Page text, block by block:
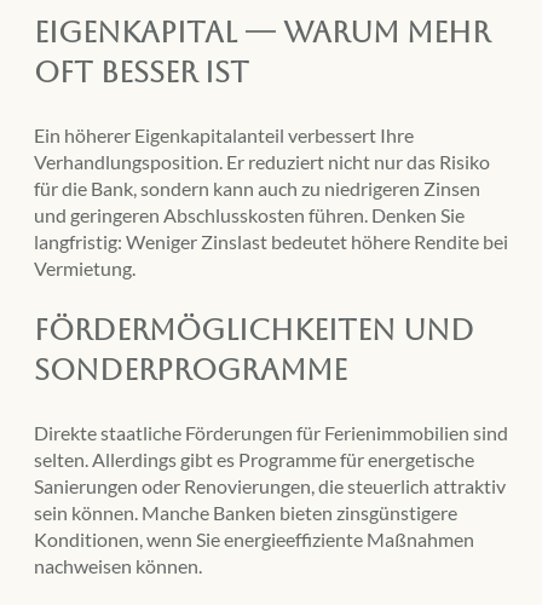
Eigenkapital — warum mehr
oft besser ist
Ein höherer Eigenkapitalanteil verbessert Ihre
Verhandlungsposition. Er reduziert nicht nur das Risiko
für die Bank, sondern kann auch zu niedrigeren Zinsen
und geringeren Abschlusskosten führen. Denken Sie
langfristig: Weniger Zinslast bedeutet höhere Rendite bei
Vermietung.
Fördermöglichkeiten und
Sonderprogramme
Direkte staatliche Förderungen für Ferienimmobilien sind
selten. Allerdings gibt es Programme für energetische
Sanierungen oder Renovierungen, die steuerlich attraktiv
sein können. Manche Banken bieten zinsgünstigere
Konditionen, wenn Sie energieeffiziente Maßnahmen
nachweisen können.